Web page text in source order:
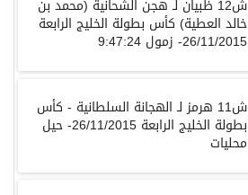
ش12 ظبيان لـ هجن الشحانية (محمد بن
خالد العطية) كأس بطولة الخليج الرابعة
26/11/2015- زمول 9:47:24
ش11 هرمز لـ الهجانة السلطانية - كأس
بطولة الخليج الرابعة 26/11/2015- حيل
محليات